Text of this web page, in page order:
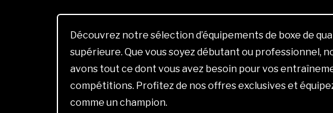
Découvrez notre sélection d’équipements de boxe de
supérieure. Que vous soyez débutant ou professionnel,
avons tout ce dont vous avez besoin pour vos
compétitions. Profitez de nos offres exclusives et
comme un champion.